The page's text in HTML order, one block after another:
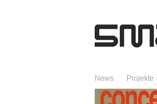
News Projekte
ARCHIV DES